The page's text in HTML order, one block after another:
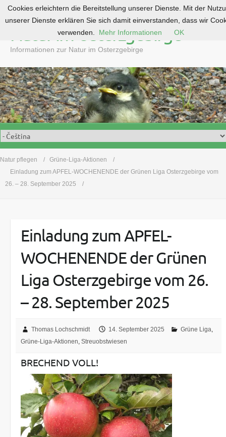
o
c
o
n
t
e
n
Natur im Osterzgebirge
Informationen zur Natur im Osterzgebirge
Natur pflegen
Grüne-Liga-Aktionen
Einladung zum APFEL-WOCHENENDE der Grünen Liga Osterzgebirge vom
26. – 28. September 2025
Einladung zum APFEL-
WOCHENENDE der Grünen
Liga Osterzgebirge vom 26.
– 28. September 2025
Thomas Lochschmidt 14. September 2025 Grüne Liga,
Grüne-Liga-Aktionen,Streuobstwiesen
BRECHEND VOLL!
Cookies erleichtern die Bereitstellung unserer Dienste. Mit der
unserer Dienste erklären Sie sich damit einverstanden, dass wir
verwenden.
Mehr Informationen OK